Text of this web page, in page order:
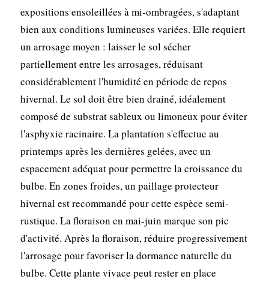
expositions ensoleillées à mi-ombragées, s'adaptant
bien aux conditions lumineuses variées. Elle requiert
un arrosage moyen : laisser le sol sécher
partiellement entre les arrosages, réduisant
considérablement l'humidité en période de repos
hivernal. Le sol doit être bien drainé, idéalement
composé de substrat sableux ou limoneux pour éviter
l'asphyxie racinaire. La plantation s'effectue au
printemps après les dernières gelées, avec un
espacement adéquat pour permettre la croissance du
bulbe. En zones froides, un paillage protecteur
hivernal est recommandé pour cette espèce semi-
rustique. La floraison en mai-juin marque son pic
d'activité. Après la floraison, réduire progressivement
l'arrosage pour favoriser la dormance naturelle du
bulbe. Cette plante vivace peut rester en place